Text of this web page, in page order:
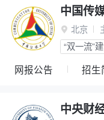
中国传
 北京
“双一流”
网报公告 招生
中央财